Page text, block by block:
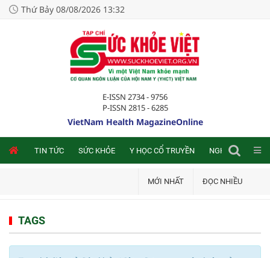
Thứ Bảy 08/08/2026 13:32
E-ISSN 2734 - 9756
P-ISSN 2815 - 6285
VietNam Health MagazineOnline
TIN TỨC SỨC KHỎE Y HỌC CỔ TRUYỀN NGHIÊN CỨU
MỚI NHẤT ĐỌC NHIỀU
TAGS